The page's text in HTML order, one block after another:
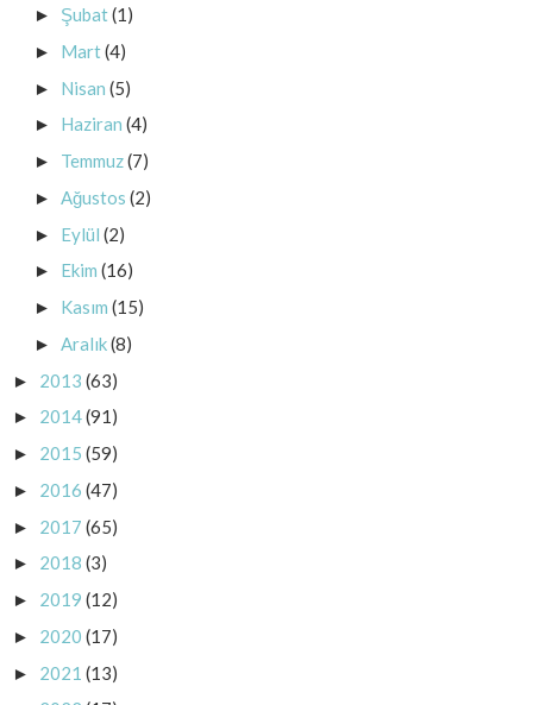
► Şubat(1)
► Mart(4)
► Nisan (5)
► Haziran (4)
► Temmuz(7)
► Ağustos (2)
► Eylül (2)
► Ekim (16)
► Kasım (15)
► Aralık(8)
► 2013 (63)
► 2014(91)
► 2015 (59)
► 2016 (47)
► 2017 (65)
► 2018 (3)
► 2019 (12)
► 2020 (17)
► 2021 (13)